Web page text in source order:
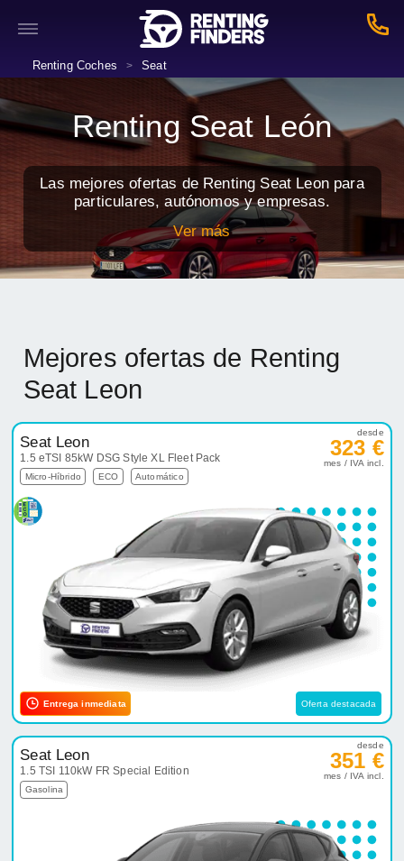
Renting Coches > Seat
Renting Seat León
Las mejores ofertas de Renting Seat Leon para
particulares, autónomos y empresas.
Ver más
Mejores ofertas de Renting
Seat Leon
Seat Leon
1.5 eTSI 85kW DSG Style XL Fleet Pack
Micro-Híbrido ECO Automático
desde
323 €
mes / IVA incl.
Entrega inmediata Oferta destacada
Seat Leon
1.5 TSI 110kW FR Special Edition
Gasolina
desde
351 €
mes / IVA incl.